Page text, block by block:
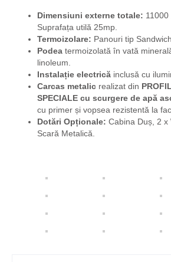
Dimensiuni externe totale: 11000
Suprafața utilă 25mp.
Termoizolare: Panouri tip
Podeatermoizolată în vată
linoleum.
Instalație electricăinclusă cu
Carcas metalicrealizat din
SPECIALE cu scurgere de apă
cu primer și vopsea rezistentă la
Dotări Opționale: Cabina Duș, 2 x
Scară Metalică.